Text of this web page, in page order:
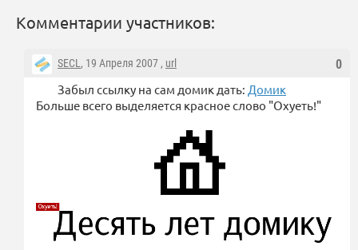
Комментарии участников:
0
SECL, 19 Апреля 2007 , url
Забыл ссылку на сам домик дать: Домик
Больше всего выделяется красное слово "Охуеть!"